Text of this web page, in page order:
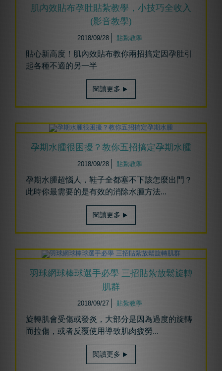
肌內效貼布孕肚貼紮教學，小技巧全收入
(影音教學)
2018/09/28 貼紮教學
貼心新高度！肌內效貼布教你兩招搞定因孕肚引
起各種不適的另一半
閱讀更多
孕期水腫很困擾？教你五招搞定孕期水腫
2018/09/28 貼紮教學
孕期水腫超惱人，鞋子全都塞不下該怎麼出門？
此時你最需要的是有效的消除水腫方法...
閱讀更多
羽球網球棒球選手必學 三招貼紮放鬆旋轉
肌群
2018/09/27 貼紮教學
旋轉肌會受傷或發炎，大部分是因為過度的旋轉
而拉傷，或者反覆使用導致肌肉疲勞...
閱讀更多